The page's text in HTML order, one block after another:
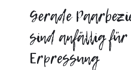
Gerade
sind anfällig für
Erpressung